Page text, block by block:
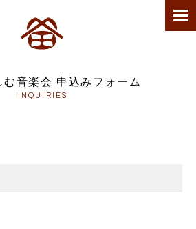
音楽会 申込みフォーム
INQUIRIES